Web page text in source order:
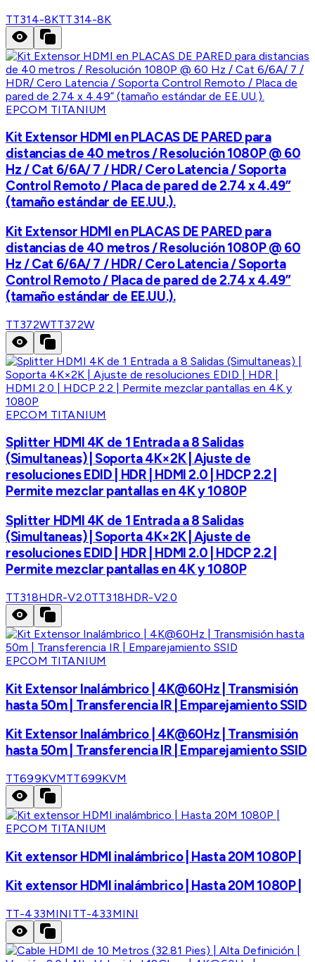
TT314-8KTT314-8K
EPCOM TITANIUM
Kit Extensor HDMI en PLACAS DE PARED para
distancias de 40 metros / Resolución 1080P @ 60
Hz / Cat 6/6A/ 7 / HDR/ Cero Latencia / Soporta
Control Remoto / Placa de pared de 2.74 x 4.49”
(tamaño estándar de EE.UU.).
Kit Extensor HDMI en PLACAS DE PARED para
distancias de 40 metros / Resolución 1080P @ 60
Hz / Cat 6/6A/ 7 / HDR/ Cero Latencia / Soporta
Control Remoto / Placa de pared de 2.74 x 4.49”
(tamaño estándar de EE.UU.).
TT372WTT372W
EPCOM TITANIUM
Splitter HDMI 4K de 1 Entrada a 8 Salidas
(Simultaneas) | Soporta 4K×2K | Ajuste de
resoluciones EDID | HDR | HDMI 2.0 | HDCP 2.2 |
Permite mezclar pantallas en 4K y 1080P
Splitter HDMI 4K de 1 Entrada a 8 Salidas
(Simultaneas) | Soporta 4K×2K | Ajuste de
resoluciones EDID | HDR | HDMI 2.0 | HDCP 2.2 |
Permite mezclar pantallas en 4K y 1080P
TT318HDR-V2.0TT318HDR-V2.0
EPCOM TITANIUM
Kit Extensor Inalámbrico | 4K@60Hz | Transmisión
hasta 50m | Transferencia IR | Emparejamiento SSID
Kit Extensor Inalámbrico | 4K@60Hz | Transmisión
hasta 50m | Transferencia IR | Emparejamiento SSID
TT699KVMTT699KVM
EPCOM TITANIUM
Kit extensor HDMI inalámbrico | Hasta 20M 1080P |
Kit extensor HDMI inalámbrico | Hasta 20M 1080P |
TT-433MINI TT-433MINI